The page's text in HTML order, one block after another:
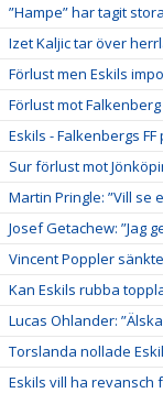
”Hampe” har tagit
Izet Kaljic tar över
Förlust men Eskils
Förlust mot Falkenberg
Eskils - Falkenbergs
Sur förlust mot
Martin Pringle: ”Vill se
Josef Getachew: ”Jag
Vincent Poppler
Kan Eskils rubba
Lucas Ohlander:
Torslanda nollade
Eskils vill ha revansch